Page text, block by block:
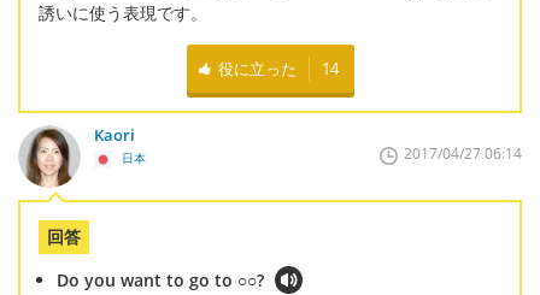
誘いに使う表現です。
役に立った 14
Kaori
日本 2017/04/27 06:14
回答
Do you want to go to ○○?